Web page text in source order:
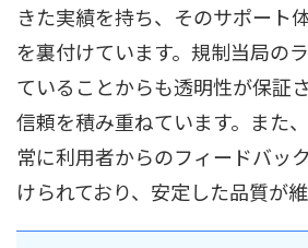
きた実績を持ち、そのサポート
を裏付けています。規制当局の
ていることからも透明性が保証
信頼を積み重ねています。また
常に利用者からのフィードバッ
けられており、安定した品質が